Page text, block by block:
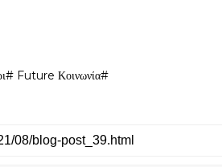
Future Κοινωνία#